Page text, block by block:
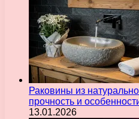
Раковины из
прочность и
13.01.2026